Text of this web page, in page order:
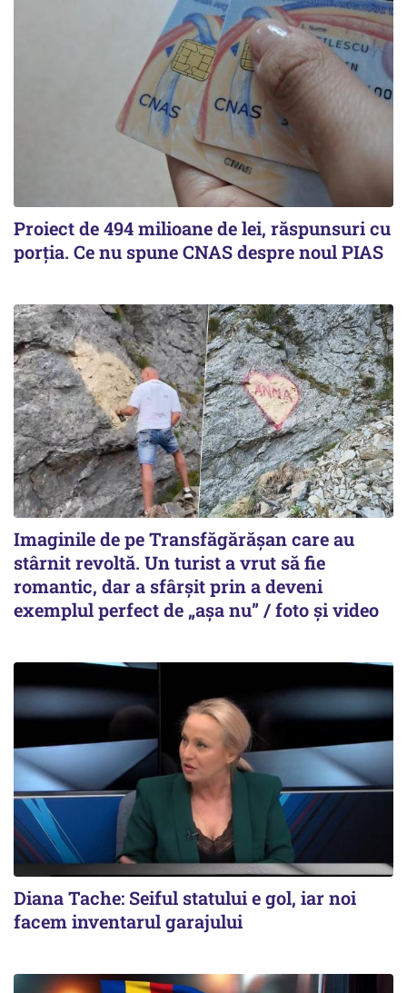
Proiect de 494 milioane de lei, răspunsuri cu
porția. Ce nu spune CNAS despre noul PIAS
Imaginile de pe Transfăgărășan care au
stârnit revoltă. Un turist a vrut să fie
romantic, dar a sfârșit prin a deveni
exemplul perfect de „așa nu” / foto și video
Diana Tache: Seiful statului e gol, iar noi
facem inventarul garajului